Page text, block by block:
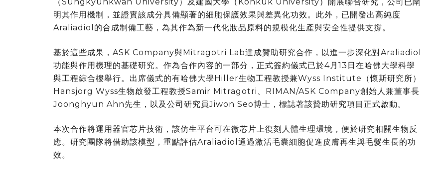
明其作用機制，並證實該成分具備顯著的細胞保護效果與差異化功效。此外，已開發出高純度
Araliadiol的合成制備工藝，為其作為新一代化妝品原料的規模化生產與安全性提供支撐。
基於這些成果，ASK Company與Mitragotri Lab達成贊助研究合作，以進一步深化對Araliadiol
功能與作用機理的基礎研究。作為合作內容的一部分，正式簽約儀式已於4月13日在哈佛大學科學
與工程綜合樓舉行。出席儀式的有哈佛大學Hiller生物工程教授‌兼Wyss Institute‌（懷斯研究所）
Hansjorg Wyss生物啟發工程教授Samir Mitragotri、RIMAN/ASK Company創始人兼董事長
Joonghyun Ahn先生，以及公司研究員Jiwon Seo博士，標誌著該贊助研究項目正式啟動。
本次合作將運用器官芯片技術，該仿生平台可在微芯片上復刻人體生理環境，便於研究相關生物反
應。研究團隊將借助該模型，重點評估Araliadiol通過激活毛囊細胞促進皮膚再生與毛髮生長的功
效。